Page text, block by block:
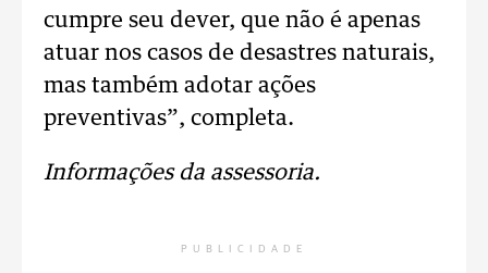
cumpre seu dever, que não é apenas
atuar nos casos de desastres naturais,
mas também adotar ações
preventivas”, completa.
Informações da assessoria.
PUBLICIDADE